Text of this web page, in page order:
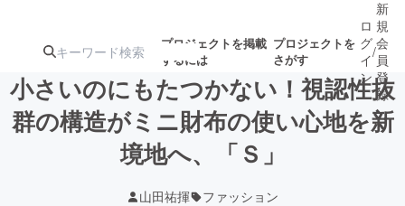
プロジェクトを掲載
するには
プロジェクトを
さがす
注目のリ 注目の新着プロ
募集終了が近いプ
ロ
グ
イ
ン
/
新
規
会
員
登
録
小さいのにもたつかない！視認性抜
群の構造がミニ財布の使い心地を新
境地へ、「Ｓ」
山田祐揮 ファッション